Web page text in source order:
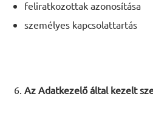
feliratkozottak azonosítása
személyes kapcsolattartás
Az Adatkezelő által kezelt